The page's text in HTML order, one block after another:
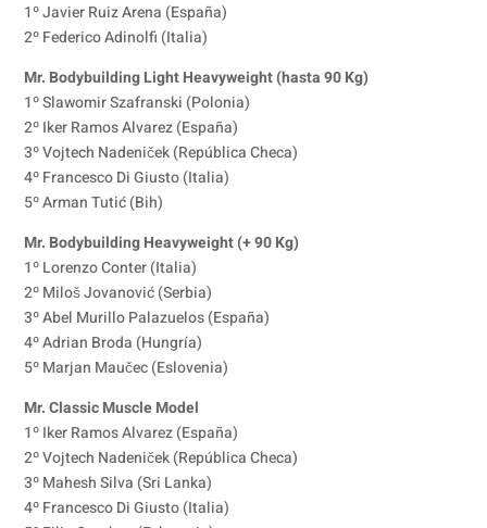
1º Javier Ruiz Arena (España)
2º Federico Adinolfi (Italia)
Mr. Bodybuilding Light Heavyweight (hasta 90 Kg)
1º Slawomir Szafranski (Polonia)
2º Iker Ramos Alvarez (España)
3º Vojtech Nadeniček (República Checa)
4º Francesco Di Giusto (Italia)
5º Arman Tutić (Bih)
Mr. Bodybuilding Heavyweight (+ 90 Kg)
1º Lorenzo Conter (Italia)
2º Miloš Jovanović (Serbia)
3º Abel Murillo Palazuelos (España)
4º Adrian Broda (Hungría)
5º Marjan Maučec (Eslovenia)
Mr. Classic Muscle Model
1º Iker Ramos Alvarez (España)
2º Vojtech Nadeniček (República Checa)
3º Mahesh Silva (Sri Lanka)
4º Francesco Di Giusto (Italia)